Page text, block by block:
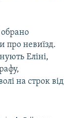
про невиїзд.
Еліні,
на строк від